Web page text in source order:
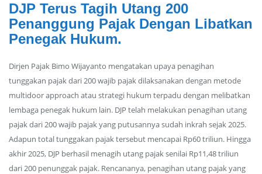
DJP Terus Tagih Utang 200
Penanggung Pajak Dengan Libatkan
Penegak Hukum.
Dirjen Pajak Bimo Wijayanto mengatakan upaya penagihan
tunggakan pajak dari 200 wajib pajak dilaksanakan dengan metode
multidoor approach atau strategi hukum terpadu dengan melibatkan
lembaga penegak hukum lain. DJP telah melakukan penagihan utang
pajak dari 200 wajib pajak yang putusannya sudah inkrah sejak 2025.
Adapun total tunggakan pajak tersebut mencapai Rp60 triliun. Hingga
akhir 2025, DJP berhasil menagih utang pajak senilai Rp11,48 triliun
dari 200 penunggak pajak. Rencananya, penagihan utang pajak yang